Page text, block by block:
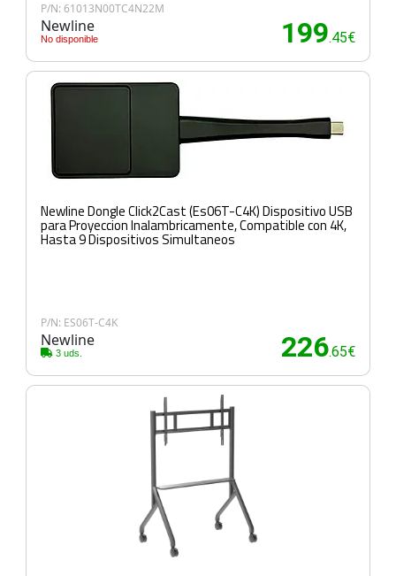
P/N: 61013N00TC4N22M
Newline
No disponible 199.45€
Newline Dongle Click2Cast (Es06T-C4K) Dispositivo USB
para Proyeccion Inalambricamente, Compatible con 4K,
Hasta 9 Dispositivos Simultaneos
P/N: ES06T-C4K
Newline
3 uds. 226.65€